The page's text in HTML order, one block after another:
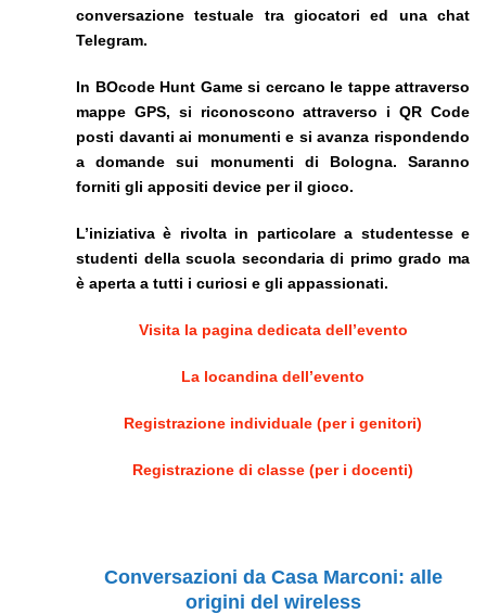
conversazione testuale tra giocatori ed una chat
Telegram.
In BOcode Hunt Game si cercano le tappe attraverso
mappe GPS, si riconoscono attraverso i QR Code
posti davanti ai monumenti e si avanza rispondendo
a domande sui monumenti di Bologna. Saranno
forniti gli appositi device per il gioco.
L’iniziativa è rivolta in particolare a studentesse e
studenti della scuola secondaria di primo grado ma
è aperta a tutti i curiosi e gli appassionati.
Visita la pagina dedicata dell’evento
La locandina dell’evento
Registrazione individuale (per i genitori)
Registrazione di classe (per i docenti)
Conversazioni da Casa Marconi: alle
origini del wireless